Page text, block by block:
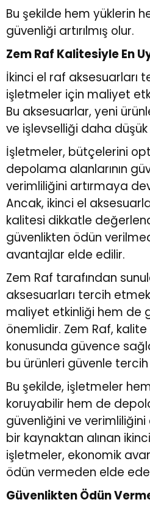
Bu şekilde hem yüklerin
güvenliği artırılmış olur.
Zem Raf Kalitesiyle En
İkinci el raf aksesuarları
işletmeler için maliyet
Bu aksesuarlar, yeni
ve işlevselliği daha
İşletmeler, bütçelerini
depolama alanlarının
verimliliğini artırmaya
Ancak, ikinci el
kalitesi dikkatle
güvenlikten ödün
avantajlar elde edilir.
Zem Raf tarafından
aksesuarları tercih
maliyet etkinliği hem de
önemlidir. Zem Raf, kalite
konusunda güvence
bu ürünleri güvenle
Bu şekilde, işletmeler
koruyabilir hem de
güvenliğini ve verimliliğini
bir kaynaktan alınan
işletmeler, ekonomik
ödün vermeden elde
Güvenlikten Ödün